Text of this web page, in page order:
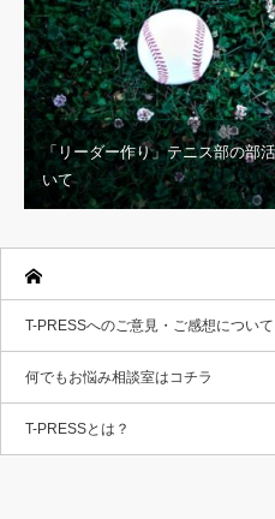
「リーダー作り」テニス部の部
いて
T-PRESSへのご意見・ご感想について
何でもお悩み相談室はコチラ
T-PRESSとは？